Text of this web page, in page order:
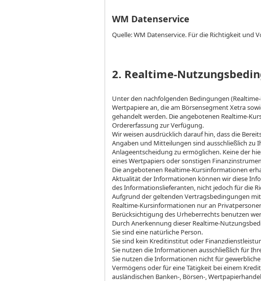
WM Datenservice
Quelle: WM Datenservice. Für die Richtigkeit und
2. Realtime-
Unter den nachfolgenden Bedingungen
Wertpapiere an, die am Börsensegment Xetra
gehandelt werden. Die angebotenen Realtime-
Ordererfassung zur Verfügung.
Wir weisen ausdrücklich darauf hin, dass die
Angaben und Mitteilungen sind ausschließlich zu
Anlageentscheidung zu ermöglichen. Keine der
eines Wertpapiers oder sonstigen
Die angebotenen Realtime-Kursinformationen
Aktualität der Informationen können wir diese
des Informationslieferanten, nicht jedoch für die
Aufgrund der geltenden Vertragsbedingungen
Realtime-Kursinformationen nur an
Berücksichtigung des Urheberrechts benutzen
Durch Anerkennung dieser Realtime-
Sie sind eine natürliche Person.
Sie sind kein Kreditinstitut oder
Sie nutzen die Informationen ausschließlich für
Sie nutzen die Informationen nicht für
Vermögens oder für eine Tätigkeit bei einem
ausländischen Banken-, Börsen-,